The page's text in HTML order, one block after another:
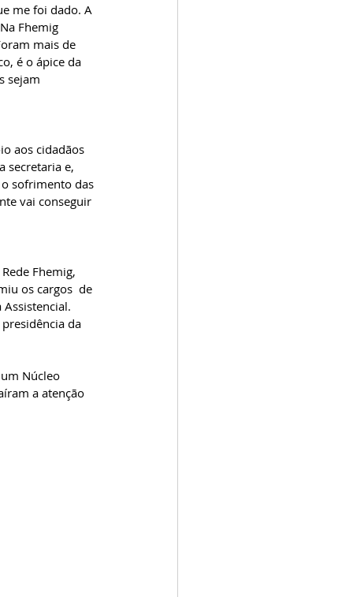
me foi dado. A
Fhemig
mais de
é o ápice da
sejam
aos cidadãos
secretaria e,
sofrimento das
vai conseguir
Fhemig,
os cargos  de
da
Núcleo
a atenção